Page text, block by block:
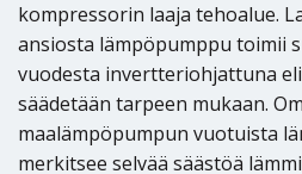
kompressorin laaja tehoalue.
ansiosta lämpöpumppu toimii
vuodesta invertteriohjattuna
säädetään tarpeen mukaan.
maalämpöpumpun vuotuista
merkitsee selvää säästöä